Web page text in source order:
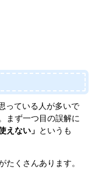
っている人が多いで
まず一つ目の誤解に
えない」 というも
たくさんあります。